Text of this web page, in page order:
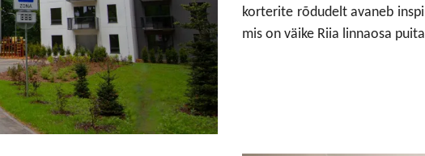
korterite rõdudelt avaneb
mis on väike Riia linnaosa